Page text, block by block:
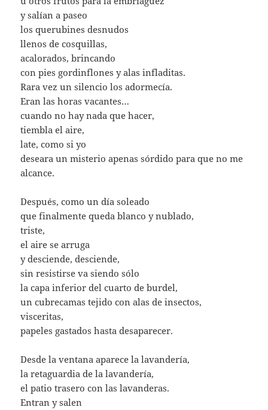
y salían a paseo
los querubines desnudos
llenos de cosquillas,
acalorados, brincando
con pies gordinflones y alas infladitas.
Rara vez un silencio los adormecía.
Eran las horas vacantes…
cuando no hay nada que hacer,
tiembla el aire,
late, como si yo
deseara un misterio apenas sórdido para que no me
alcance.
Después, como un día soleado
que finalmente queda blanco y nublado,
triste,
el aire se arruga
y desciende, desciende,
sin resistirse va siendo sólo
la capa inferior del cuarto de burdel,
un cubrecamas tejido con alas de insectos,
visceritas,
papeles gastados hasta desaparecer.
Desde la ventana aparece la lavandería,
la retaguardia de la lavandería,
el patio trasero con las lavanderas.
Entran y salen